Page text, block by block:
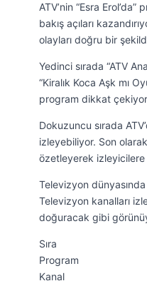
ATV’nin “Esra
bakış açıları
olayları doğru bir
Yedinci sırada “ATV
“Kiralık Koca Aşk mı
program dikkat
Dokuzuncu sırada
izleyebiliyor. Son
özetleyerek izleyicilere
Televizyon
Televizyon kanalları
doğuracak gibi
Sıra
Program
Kanal